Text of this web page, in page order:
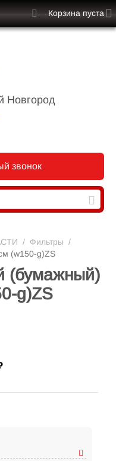
Новгород
звонок
Корзина пуста
/ Фильтры /
(w150-g)ZS
(бумажный)
g)ZS